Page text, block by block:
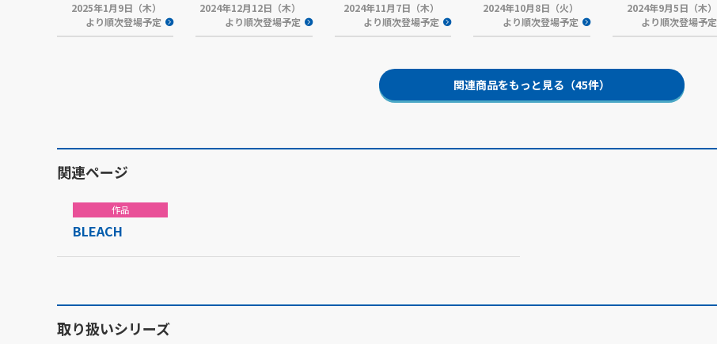
2025年1月9日（木）
より順次登場予定
2024年12月12日（木）
より順次登場予定
2024年11月7日（木）
より順次登場予定
2024年10月8日（火）
より順次登場予定
2024年9月5日（木）
より順次登場予定
関連商品をもっと見る（45件）
関連ページ
作品
BLEACH
取り扱いシリーズ